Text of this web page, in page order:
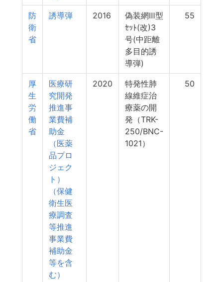
防
衛
省
誘導弾 2016
偽装網Ⅲ型
ｾｯﾄ(改)3
号(中距離
多目的誘
導弾)
55
厚
生
労
働
省
医療研
究開発
推進事
業費補
助金
（医薬
品プロ
ジェク
ト）
（保健
衛生医
療調査
等推進
事業費
補助金
等を含
む）
2020
特発性肺
線維症治
療薬の開
発（TRK-
250/BNC-
1021）
50